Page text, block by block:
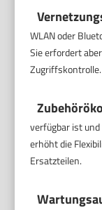
WLAN oder
Sie erfordert
Zugriffskontrolle.
verfügbar ist
erhöht die
Ersatzteilen.